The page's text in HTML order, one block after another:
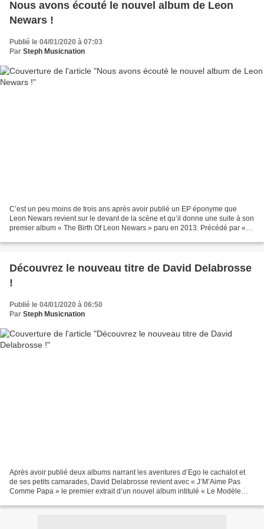
Nous avons écouté le nouvel album de Leon
Newars !
Publié le 04/01/2020 à 07:03
Par Steph Musicnation
C’est un peu moins de trois ans après avoir publié un EP éponyme que
Leon Newars revient sur le devant de la scène et qu’il donne une suite à son
premier album « The Birth Of Leon Newars » paru en 2013. Précédé par «
Découvrez le nouveau titre de David Delabrosse
!
Publié le 04/01/2020 à 06:50
Par Steph Musicnation
Après avoir publié deux albums narrant les aventures d’Ego le cachalot et
de ses petits camarades, David Delabrosse revient avec « J’M’Aime Pas
Comme Papa » le premier extrait d’un nouvel album intitulé « Le Modèle